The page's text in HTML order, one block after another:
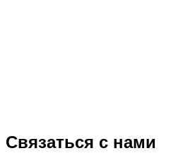
Связаться с нами